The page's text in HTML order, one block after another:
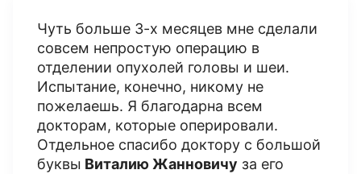
Чуть больше 3-х месяцев мне сделали
совсем непростую операцию в
отделении опухолей головы и шеи.
Испытание, конечно, никому не
пожелаешь. Я благодарна всем
докторам, которые оперировали.
Отдельное спасибо доктору с большой
буквы Виталию Жанновичу за его